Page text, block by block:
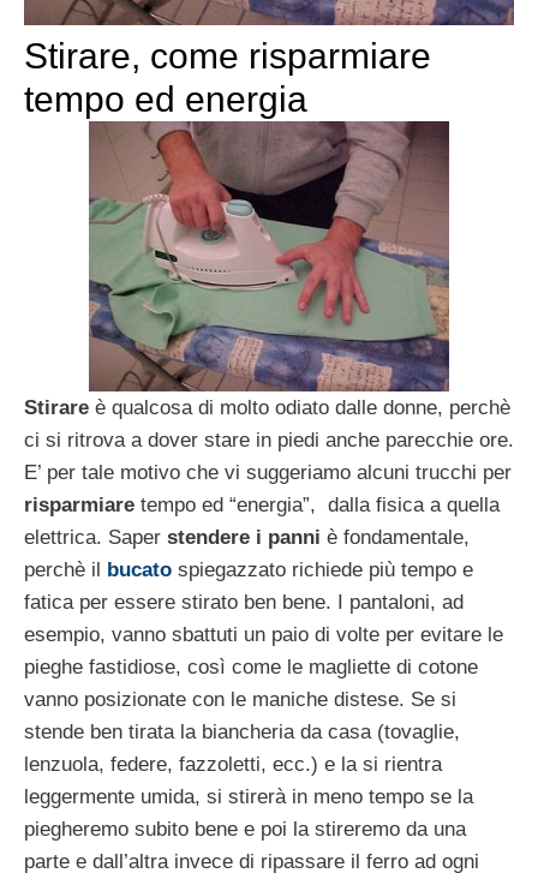
Stirare, come risparmiare
tempo ed energia
Stirare è qualcosa di molto odiato dalle donne, perchè
ci si ritrova a dover stare in piedi anche parecchie ore.
E’ per tale motivo che vi suggeriamo alcuni trucchi per
risparmiare tempo ed “energia”, dalla fisica a quella
elettrica. Saper stendere i panni è fondamentale,
perchè il bucato spiegazzato richiede più tempo e
fatica per essere stirato ben bene. I pantaloni, ad
esempio, vanno sbattuti un paio di volte per evitare le
pieghe fastidiose, così come le magliette di cotone
vanno posizionate con le maniche distese. Se si
stende ben tirata la biancheria da casa (tovaglie,
lenzuola, federe, fazzoletti, ecc.) e la si rientra
leggermente umida, si stirerà in meno tempo se la
piegheremo subito bene e poi la stireremo da una
parte e dall’altra invece di ripassare il ferro ad ogni